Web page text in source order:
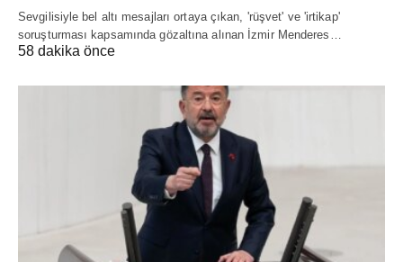
Sevgilisiyle bel altı mesajları ortaya çıkan, 'rüşvet' ve 'irtikap'
soruşturması kapsamında gözaltına alınan İzmir Menderes…
58 dakika önce